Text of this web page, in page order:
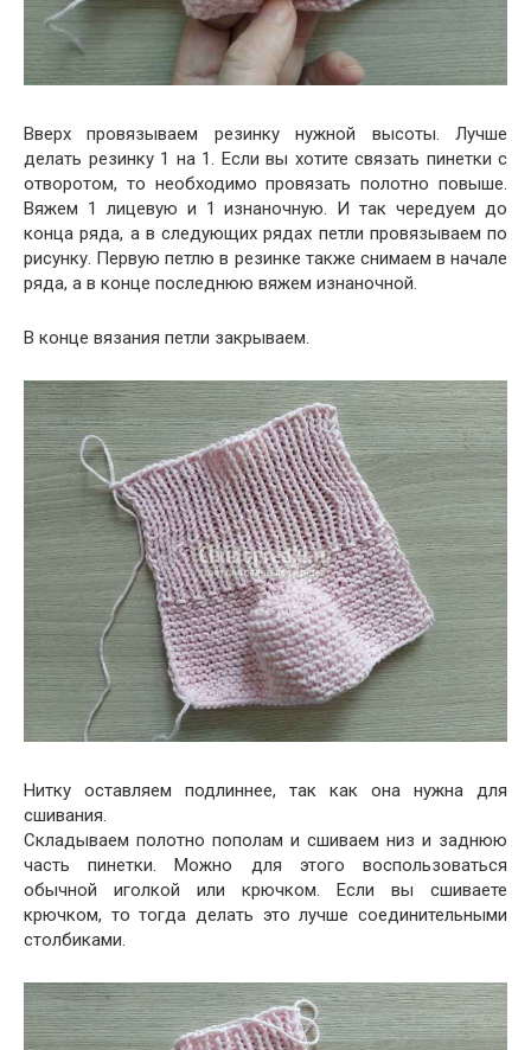
Вверх провязываем резинку нужной высоты. Лучше
делать резинку 1 на 1. Если вы хотите связать пинетки с
отворотом, то необходимо провязать полотно повыше.
Вяжем 1 лицевую и 1 изнаночную. И так чередуем до
конца ряда, а в следующих рядах петли провязываем по
рисунку. Первую петлю в резинке также снимаем в начале
ряда, а в конце последнюю вяжем изнаночной.
В конце вязания петли закрываем.
Нитку оставляем подлиннее, так как она нужна для
сшивания.
Складываем полотно пополам и сшиваем низ и заднюю
часть пинетки. Можно для этого воспользоваться
обычной иголкой или крючком. Если вы сшиваете
крючком, то тогда делать это лучше соединительными
столбиками.